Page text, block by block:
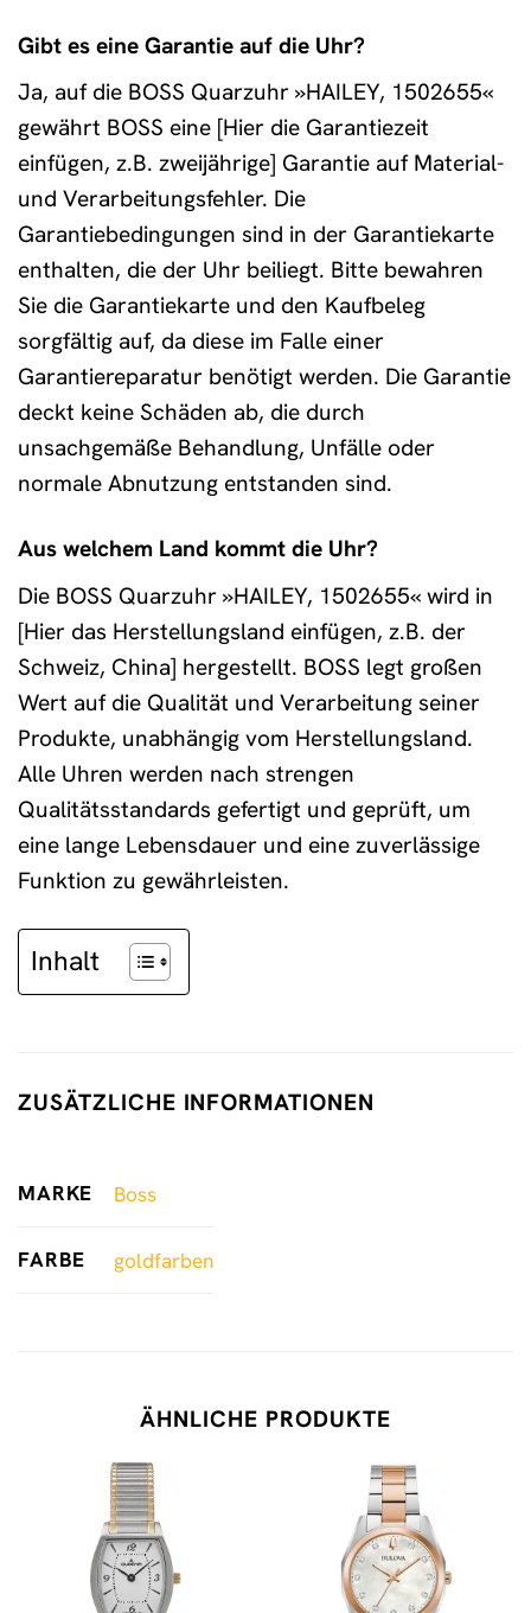
Gibt es eine Garantie auf die Uhr?
Ja, auf die BOSS Quarzuhr »HAILEY, 1502655«
gewährt BOSS eine [Hier die Garantiezeit
einfügen, z.B. zweijährige] Garantie auf Material-
und Verarbeitungsfehler. Die
Garantiebedingungen sind in der Garantiekarte
enthalten, die der Uhr beiliegt. Bitte bewahren
Sie die Garantiekarte und den Kaufbeleg
sorgfältig auf, da diese im Falle einer
Garantiereparatur benötigt werden. Die Garantie
deckt keine Schäden ab, die durch
unsachgemäße Behandlung, Unfälle oder
normale Abnutzung entstanden sind.
Aus welchem Land kommt die Uhr?
Die BOSS Quarzuhr »HAILEY, 1502655« wird in
[Hier das Herstellungsland einfügen, z.B. der
Schweiz, China] hergestellt. BOSS legt großen
Wert auf die Qualität und Verarbeitung seiner
Produkte, unabhängig vom Herstellungsland.
Alle Uhren werden nach strengen
Qualitätsstandards gefertigt und geprüft, um
eine lange Lebensdauer und eine zuverlässige
Funktion zu gewährleisten.
Inhalt
ZUSÄTZLICHE INFORMATIONEN
MARKE Boss
FARBE goldfarben
ÄHNLICHE PRODUKTE